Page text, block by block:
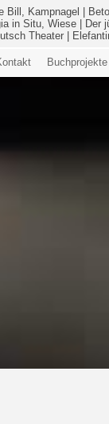
Bill, Kampnagel
in Situ, Wiese Der
Theater
Buchprojekte